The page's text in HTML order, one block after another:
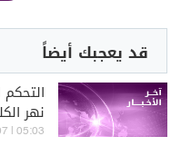
قد يعجبك أيضاً
نهر
غزير
05:03 | 2026-08-07